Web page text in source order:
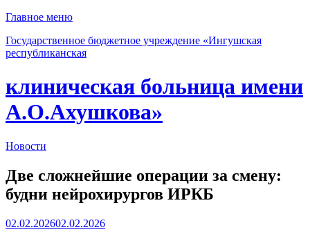
Главное меню
Государственное бюджетное учреждение «Ингушская
республиканская
клиническая больница имени
А.О.Ахушкова»
Новости
Две сложнейшие операции за смену:
будни нейрохирургов ИРКБ
02.02.202602.02.2026